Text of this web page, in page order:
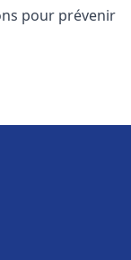
pour prévenir